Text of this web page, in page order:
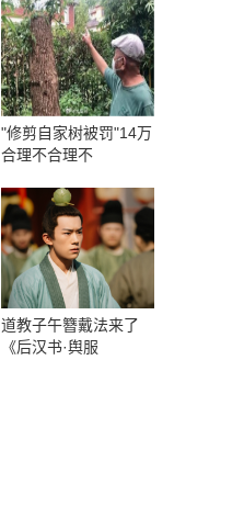
"修剪自家树被罚"14万
合理不合理不
道教子午簪戴法来了
《后汉书·舆服